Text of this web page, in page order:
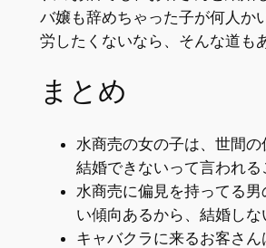
バ嬢も辞めちゃった子が何人か
労したくないなら、そんな道も
まとめ
水商売の女の子は、世間
結婚できないって言われる
水商売に偏見を持ってる
い傾向あるから、結婚しな
キャバクラに来るお客さん